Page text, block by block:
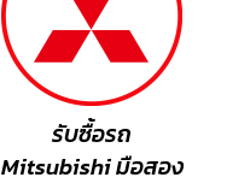
รับซื้อรถ
Mitsubishi มือสอง